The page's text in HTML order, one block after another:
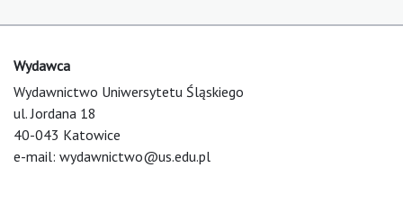
Wydawca
Wydawnictwo Uniwersytetu Śląskiego
ul. Jordana 18
40-043 Katowice
e-mail: wydawnictwo@us.edu.pl